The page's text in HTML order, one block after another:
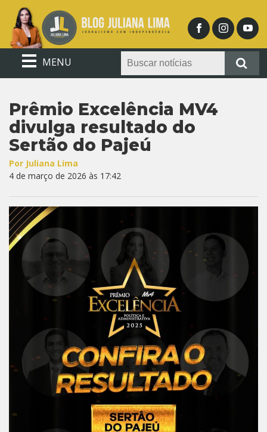
MENU
Prêmio Excelência MV4
divulga resultado do
Sertão do Pajeú
Por Juliana Lima
4 de março de 2026 às 17:42